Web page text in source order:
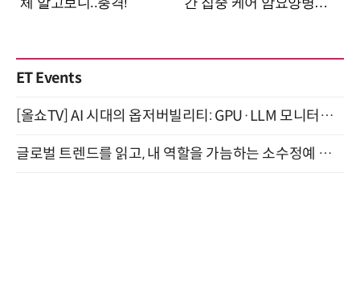
ET Events
[올쇼TV] AI 시대의 옵저버빌리티: GPU·LLM 모니터링부터 AI 기반 장애 대응까지 (8/11 생방송)
글로벌 트렌드를 읽고, 내 역할을 가늠하는 소수정예 실습 워크숍 (8/28)